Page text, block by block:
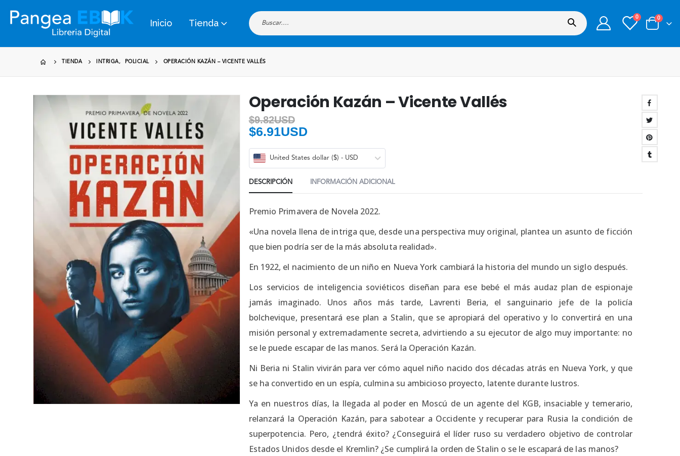
Inicio Tienda
0 0
TIENDA INTRIGA , POLICIAL OPERACIÓN KAZÁN – VICENTE VALLÉS
Operación Kazán – Vicente Vallés
$9.82USD
$6.91USD
United States dollar ($) - USD
DESCRIPCIÓN INFORMACIÓN ADICIONAL
Premio Primavera de Novela 2022.
«Una novela llena de intriga que, desde una perspectiva muy original, plantea un asunto de ficción
que bien podría ser de la más absoluta realidad».
En 1922, el nacimiento de un niño en Nueva York cambiará la historia del mundo un siglo después.
Los servicios de inteligencia soviéticos diseñan para ese bebé el más audaz plan de espionaje
jamás imaginado. Unos años más tarde, Lavrenti Beria, el sanguinario jefe de la policía
bolchevique, presentará ese plan a Stalin, que se apropiará del operativo y lo convertirá en una
misión personal y extremadamente secreta, advirtiendo a su ejecutor de algo muy importante: no
se le puede escapar de las manos. Será la Operación Kazán.
Ni Beria ni Stalin vivirán para ver cómo aquel niño nacido dos décadas atrás en Nueva York, y que
se ha convertido en un espía, culmina su ambicioso proyecto, latente durante lustros.
Ya en nuestros días, la llegada al poder en Moscú de un agente del KGB, insaciable y temerario,
relanzará la Operación Kazán, para sabotear a Occidente y recuperar para Rusia la condición de
superpotencia. Pero, ¿tendrá éxito? ¿Conseguirá el líder ruso su verdadero objetivo de controlar
Estados Unidos desde el Kremlin? ¿Se cumplirá la orden de Stalin o se le escapará de las manos?